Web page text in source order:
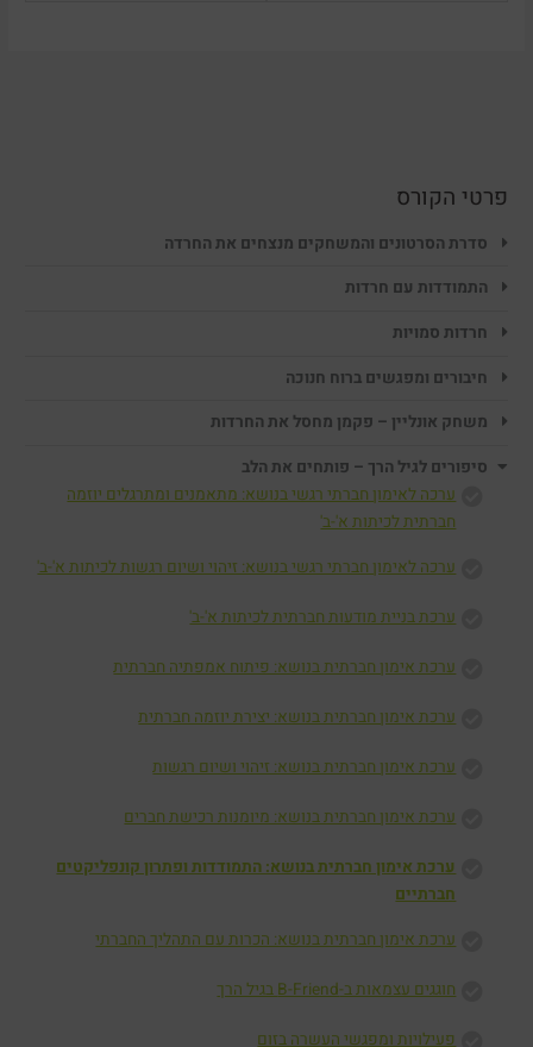
פרטי הקורס
סדרת הסרטונים והמשחקים מנצחים את החרדה
התמודדות עם חרדות
חרדות סמויות
חיבורים ומפגשים ברוח חנוכה
משחק אונליין – פקמן מחסל את החרדות
סיפורים לגיל הרך – פותחים את הלב
ערכה לאימון חברתי רגשי בנושא: מתאמנים ומתרגלים יוזמה
חברתית לכיתות א'-ב'
ערכה לאימון חברתי רגשי בנושא: זיהוי ושיום רגשות לכיתות א'-ב'
ערכת בניית מודעות חברתית לכיתות א'-ב'
ערכת אימון חברתית בנושא: פיתוח אמפתיה חברתית
ערכת אימון חברתית בנושא: יצירת יוזמה חברתית
ערכת אימון חברתית בנושא: זיהוי ושיום רגשות
ערכת אימון חברתית בנושא: מיומנות רכישת חברים
ערכת אימון חברתית בנושא: התמודדות ופתרון קונפליקטים
חברתיים
ערכת אימון חברתית בנושא: הכרות עם התהליך החברתי
חוגגים עצמאות ב-B-Friend בגיל הרך
פעילויות ומפגשי העשרה בזום